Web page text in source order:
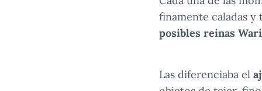
finamente caladas y
posibles reinas
Las diferenciaba el